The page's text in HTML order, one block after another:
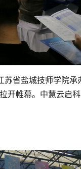
苏省盐城技师学院承
开帷幕。中慧云启科